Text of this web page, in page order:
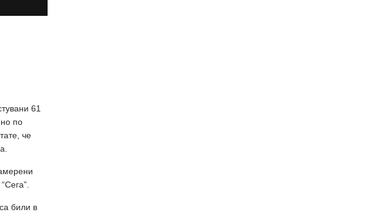
61
по
че
били в